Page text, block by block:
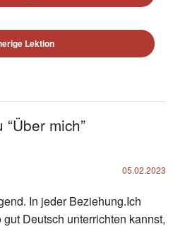
Lektion
mich”
05.02.2023
In jeder Beziehung.Ich
Deutsch unterrichten kannst,